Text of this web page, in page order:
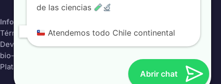
Información
Términos y condiciones
Devoluciones
bio-class.com
Plataforma educativa
de las ciencias
Atendemos todo Chile continental
Abrir chat